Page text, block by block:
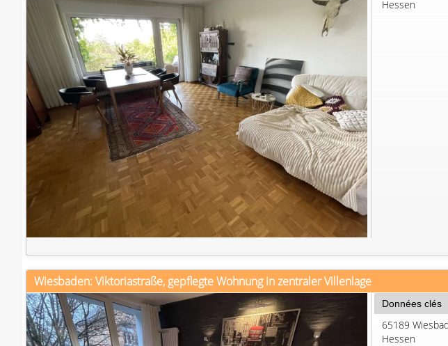
Hessen
Wiesbaden: Viktoriastraße, gepflegte Wohnung in zentraler Villenlage
Données clés
65189
Hessen